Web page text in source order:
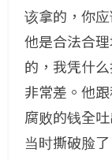
该拿的，你
他是合法合
的，我凭什
非常差。他
腐败的钱全
当时撕破脸